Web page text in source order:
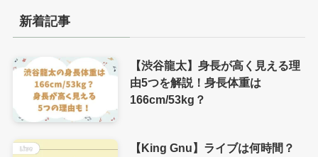
新着記事
【渋谷龍太】身長が高く見える理
由5つを解説！身長体重は
166cm/53kg？
【King Gnu】ライブは何時間？